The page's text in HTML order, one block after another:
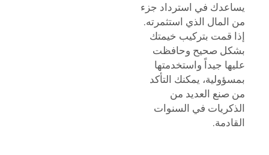
يساعدك في استرداد جزء
من المال الذي استثمرته.
إذا قمت بتركيب خيمتك
بشكل صحيح وحافظت
عليها جيداً واستخدمتها
بمسؤولية، يمكنك التأكد
من صنع العديد من
الذكريات في السنوات
القادمة.